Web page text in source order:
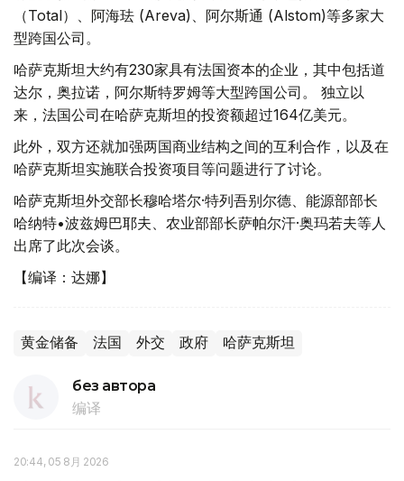
（Total）、阿海珐 (Areva)、阿尔斯通 (Alstom)等多家大
型跨国公司。
哈萨克斯坦大约有230家具有法国资本的企业，其中包括道
达尔，奥拉诺，阿尔斯特罗姆等大型跨国公司。 独立以
来，法国公司在哈萨克斯坦的投资额超过164亿美元。
此外，双方还就加强两国商业结构之间的互利合作，以及在
哈萨克斯坦实施联合投资项目等问题进行了讨论。
哈萨克斯坦外交部长穆哈塔尔·特列吾别尔德、能源部部长
哈纳特•波兹姆巴耶夫、农业部部长萨帕尔汗·奥玛若夫等人
出席了此次会谈。
【编译：达娜】
黄金储备 法国 外交 政府 哈萨克斯坦
без автора
编译
20:44, 05 8月 2026